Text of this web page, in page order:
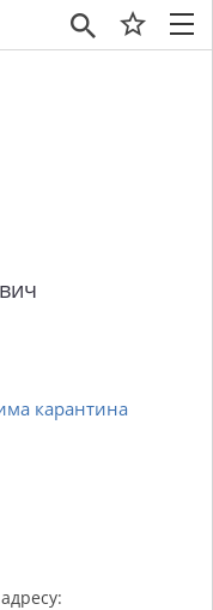
×
карантина